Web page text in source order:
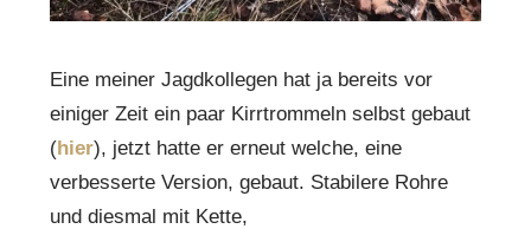
Eine meiner Jagdkollegen hat ja bereits vor
einiger Zeit ein paar Kirrtrommeln selbst gebaut
(hier), jetzt hatte er erneut welche, eine
verbesserte Version, gebaut. Stabilere Rohre
und diesmal mit Kette,